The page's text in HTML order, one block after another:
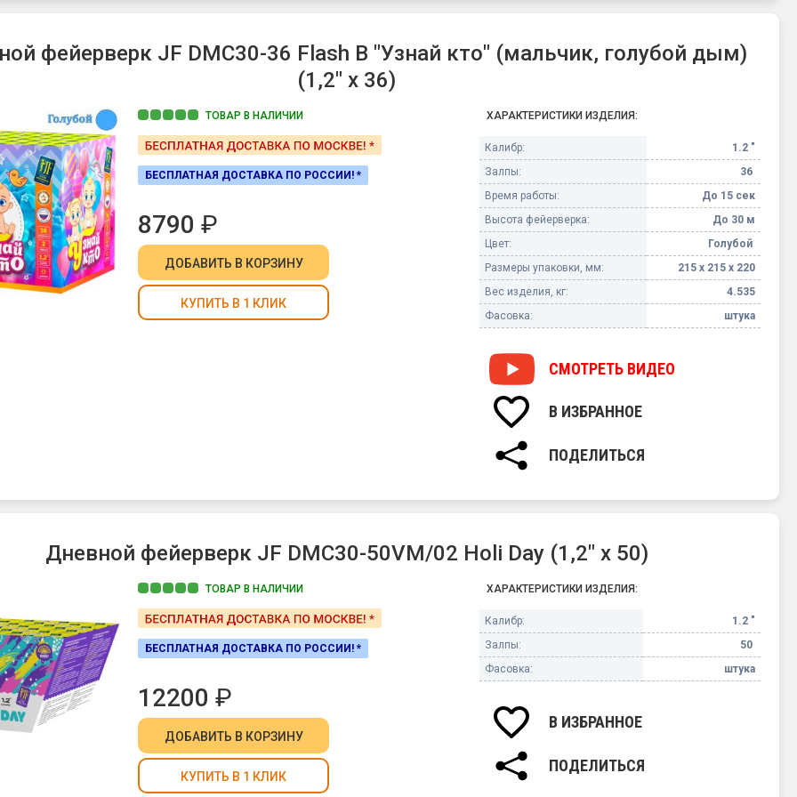
фейерверк JF DMC30-36 Flash B "Узнай кто" (мальчик, голубой дым)
(1,2" х 36)
ТОВАР В НАЛИЧИИ
БЕСПЛАТНАЯ ДОСТАВКА ПО РОССИИ! *
8790 ₽
ДОБАВИТЬ В КОРЗИНУ
КУПИТЬ В 1 КЛИК
ХАРАКТЕРИСТИКИ ИЗДЕЛИЯ:
Калибр:
1.2 "
Залпы:
36
Время работы:
До 15 сек
Высота фейерверка:
До 30 м
Цвет:
Голубой
Размеры упаковки, мм:
215 х 215 х 220
Вес изделия, кг:
4.535
Фасовка:
штука
СМОТРЕТЬ ВИДЕО
В ИЗБРАННОЕ
ПОДЕЛИТЬСЯ
Дневной фейерверк JF DMC30-50VM/02 Holi Day (1,2" х 50)
ТОВАР В НАЛИЧИИ
БЕСПЛАТНАЯ ДОСТАВКА ПО РОССИИ! *
12200 ₽
ДОБАВИТЬ В КОРЗИНУ
КУПИТЬ В 1 КЛИК
ХАРАКТЕРИСТИКИ ИЗДЕЛИЯ:
Калибр:
1.2 "
Залпы:
50
Фасовка:
штука
В ИЗБРАННОЕ
ПОДЕЛИТЬСЯ